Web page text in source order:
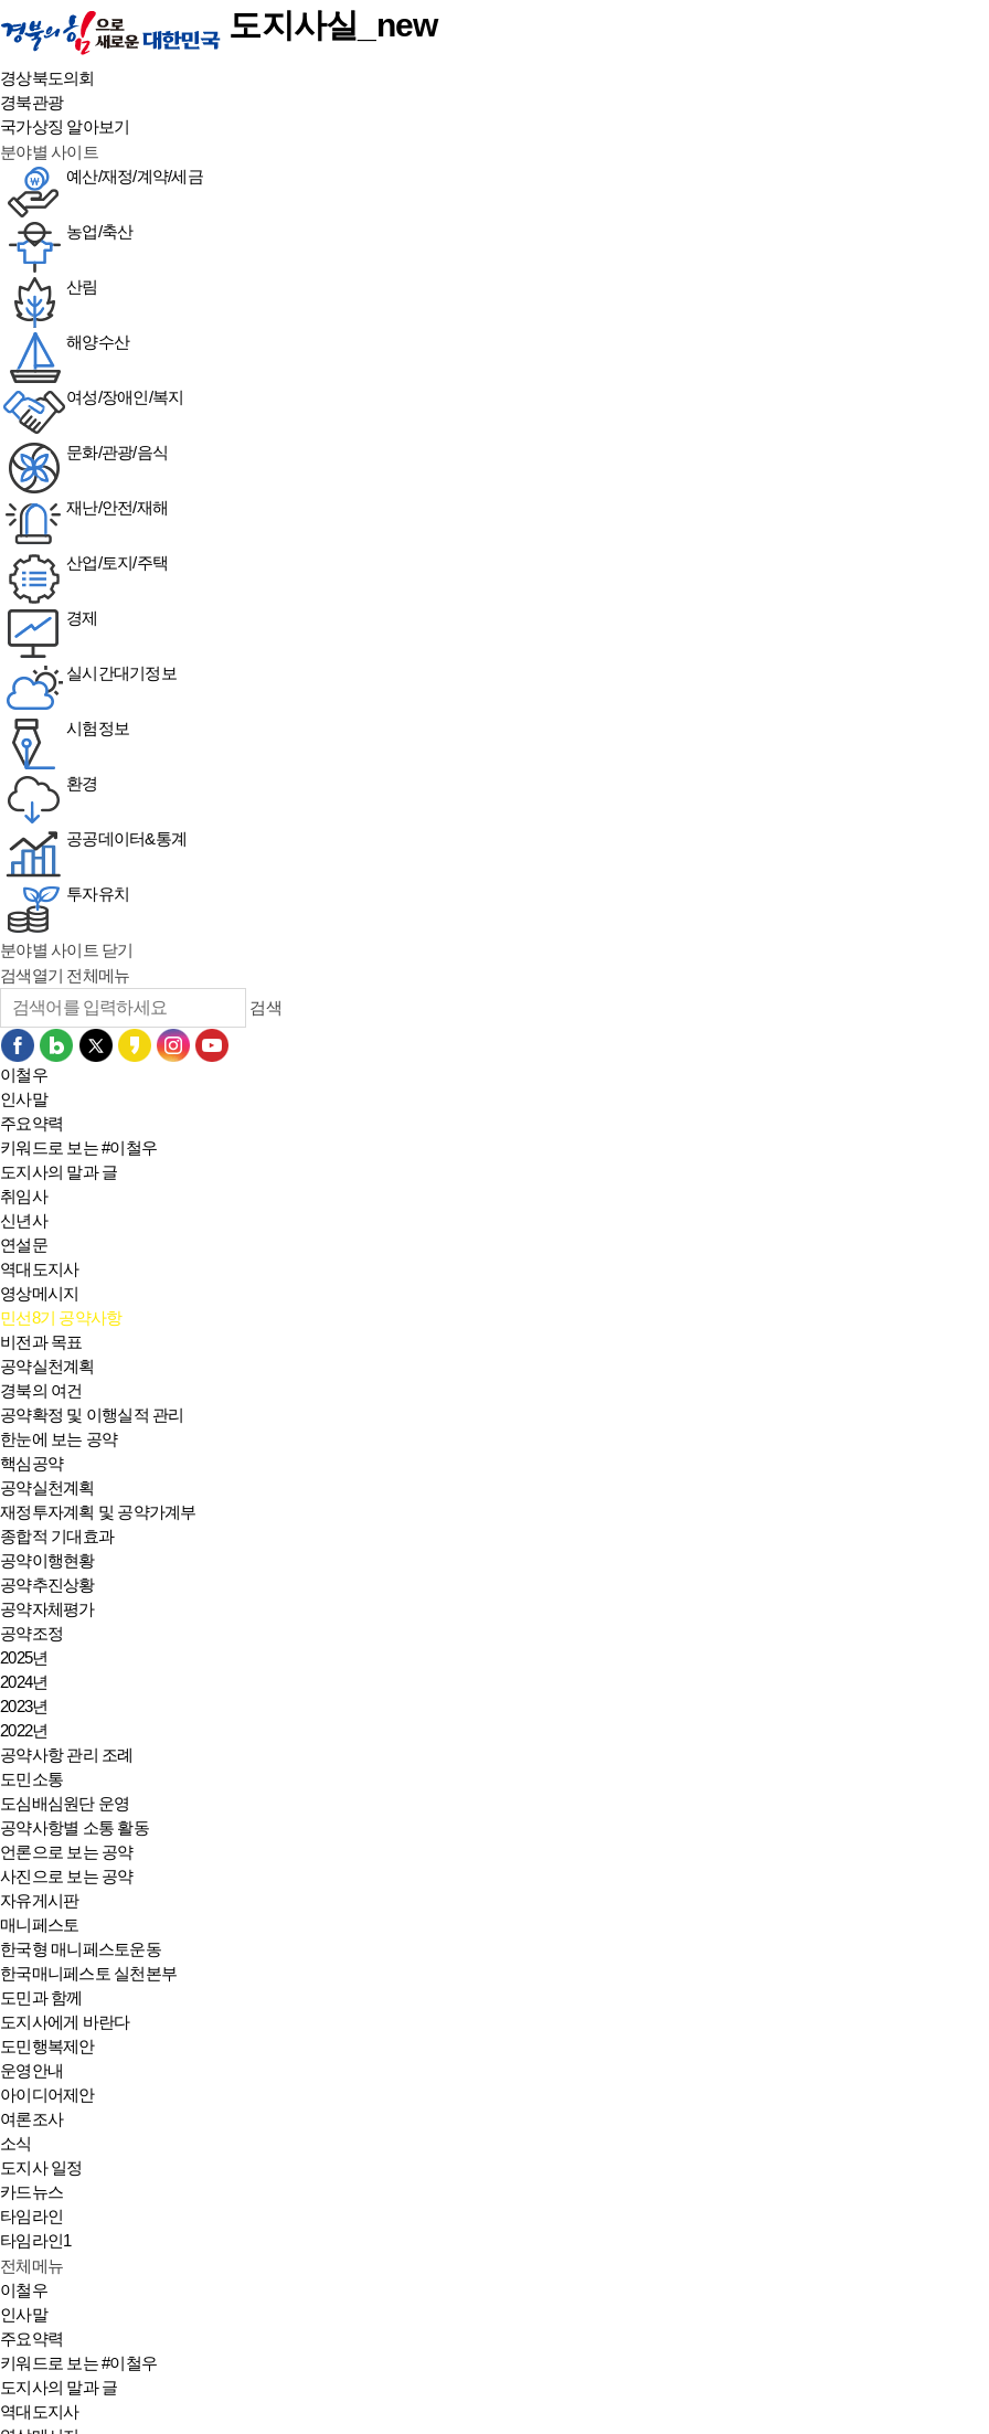
도지사실_new
경상북도의회
경북관광
국가상징 알아보기
분야별 사이트
예산/재정/계약/세금
농업/축산
산림
해양수산
여성/장애인/복지
문화/관광/음식
재난/안전/재해
산업/토지/주택
경제
실시간대기정보
시험정보
환경
공공데이터&통계
투자유치
분야별 사이트 닫기
검색열기 전체메뉴
검색
이철우
인사말
주요약력
키워드로 보는 #이철우
도지사의 말과 글
취임사
신년사
연설문
역대도지사
영상메시지
민선8기 공약사항
비전과 목표
공약실천계획
경북의 여건
공약확정 및 이행실적 관리
한눈에 보는 공약
핵심공약
공약실천계획
재정투자계획 및 공약가계부
종합적 기대효과
공약이행현황
공약추진상황
공약자체평가
공약조정
2025년
2024년
2023년
2022년
공약사항 관리 조례
도민소통
도심배심원단 운영
공약사항별 소통 활동
언론으로 보는 공약
사진으로 보는 공약
자유게시판
매니페스토
한국형 매니페스토운동
한국매니페스토 실천본부
도민과 함께
도지사에게 바란다
도민행복제안
운영안내
아이디어제안
여론조사
소식
도지사 일정
카드뉴스
타임라인
타임라인1
전체메뉴
이철우
인사말
주요약력
키워드로 보는 #이철우
도지사의 말과 글
역대도지사